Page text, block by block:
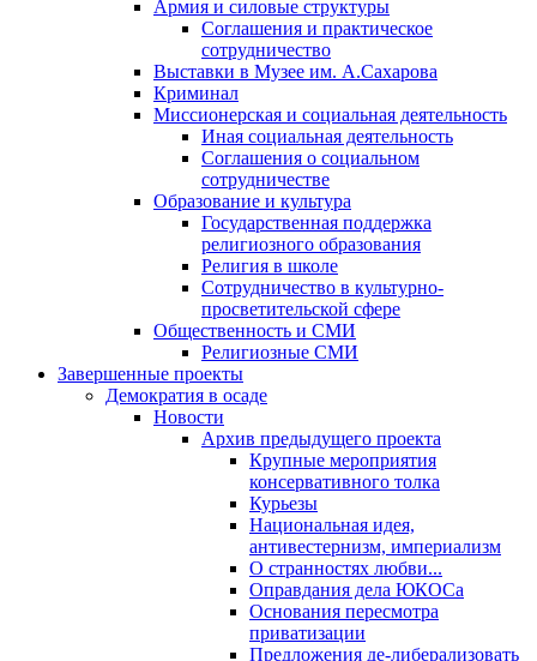
Армия и силовые структуры
Соглашения и практическое
сотрудничество
Выставки в Музее им. А.Сахарова
Криминал
Миссионерская и социальная деятельность
Иная социальная деятельность
Соглашения о социальном
сотрудничестве
Образование и культура
Государственная поддержка
религиозного образования
Религия в школе
Сотрудничество в культурно-
просветительской сфере
Общественность и СМИ
Религиозные СМИ
Завершенные проекты
Демократия в осаде
Новости
Архив предыдущего проекта
Крупные мероприятия
консервативного толка
Курьезы
Национальная идея,
антивестернизм, империализм
О странностях любви...
Оправдания дела ЮКОСа
Основания пересмотра
приватизации
Предложения де-либерализовать